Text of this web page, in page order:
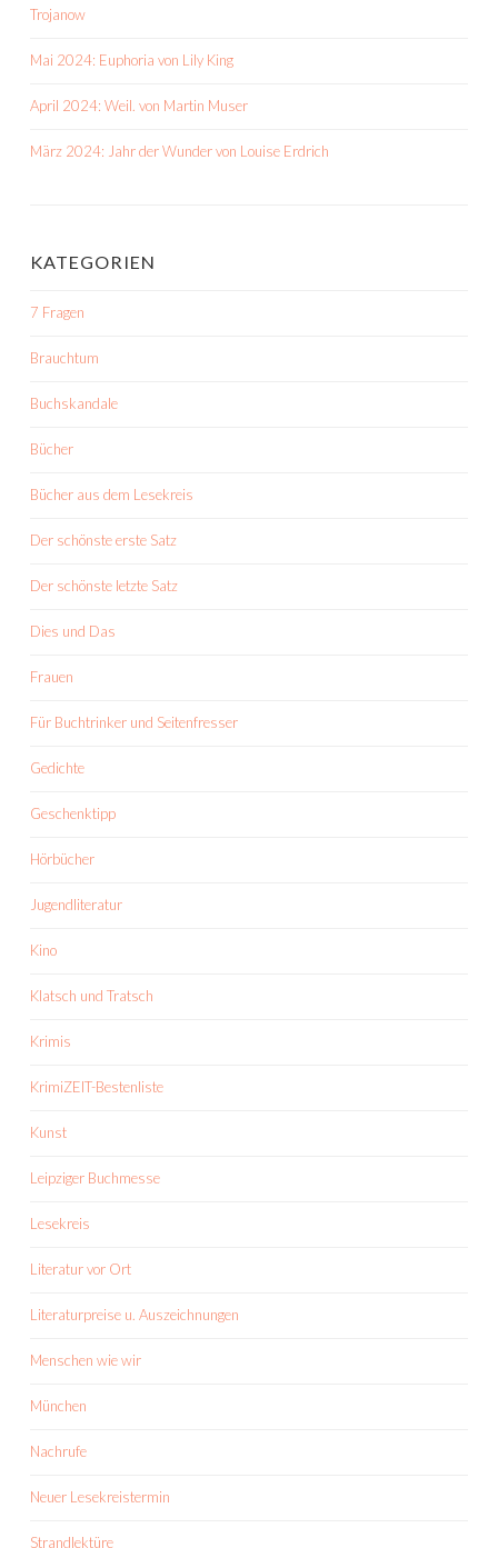
Trojanow
Mai 2024: Euphoria von Lily King
April 2024: Weil. von Martin Muser
März 2024: Jahr der Wunder von Louise Erdrich
KATEGORIEN
7 Fragen
Brauchtum
Buchskandale
Bücher
Bücher aus dem Lesekreis
Der schönste erste Satz
Der schönste letzte Satz
Dies und Das
Frauen
Für Buchtrinker und Seitenfresser
Gedichte
Geschenktipp
Hörbücher
Jugendliteratur
Kino
Klatsch und Tratsch
Krimis
KrimiZEIT-Bestenliste
Kunst
Leipziger Buchmesse
Lesekreis
Literatur vor Ort
Literaturpreise u. Auszeichnungen
Menschen wie wir
München
Nachrufe
Neuer Lesekreistermin
Strandlektüre